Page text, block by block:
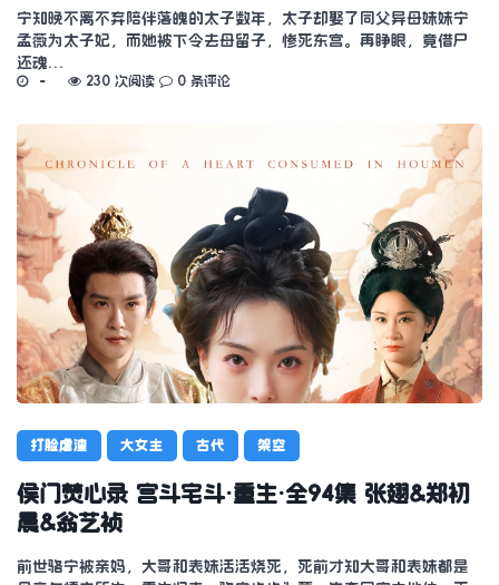
宁知晚不离不弃陪伴落魄的太子数年，太子却娶了同父异母妹妹宁
孟薇为太子妃，而她被下令去母留子，惨死东宫。再睁眼，竟借尸
还魂…
230 次阅读 0 条评论
打脸虐渣 大女主 古代 架空
侯门焚心录 宫斗宅斗·重生·全94集 张翅&郑初
晨&翁艺祯
前世骆宁被亲妈，大哥和表妹活活烧死，死前才知大哥和表妹都是